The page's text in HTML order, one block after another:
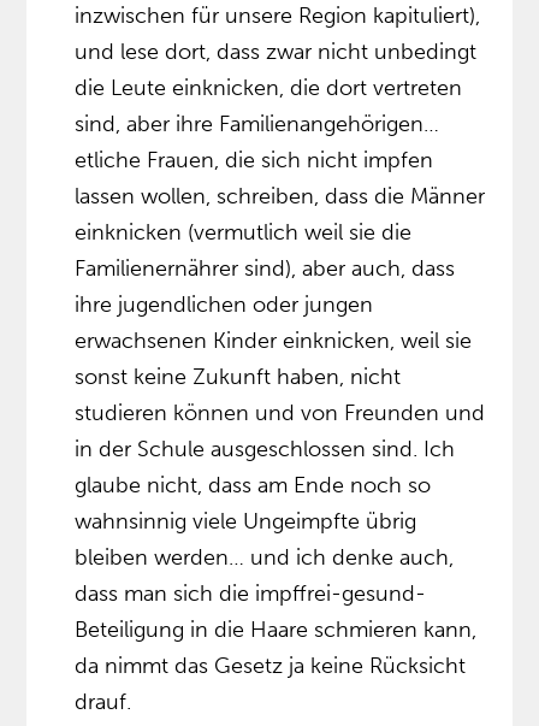
inzwischen für unsere Region kapituliert),
und lese dort, dass zwar nicht unbedingt
die Leute einknicken, die dort vertreten
sind, aber ihre Familienangehörigen…
etliche Frauen, die sich nicht impfen
lassen wollen, schreiben, dass die Männer
einknicken (vermutlich weil sie die
Familienernährer sind), aber auch, dass
ihre jugendlichen oder jungen
erwachsenen Kinder einknicken, weil sie
sonst keine Zukunft haben, nicht
studieren können und von Freunden und
in der Schule ausgeschlossen sind. Ich
glaube nicht, dass am Ende noch so
wahnsinnig viele Ungeimpfte übrig
bleiben werden… und ich denke auch,
dass man sich die impffrei-gesund-
Beteiligung in die Haare schmieren kann,
da nimmt das Gesetz ja keine Rücksicht
drauf.